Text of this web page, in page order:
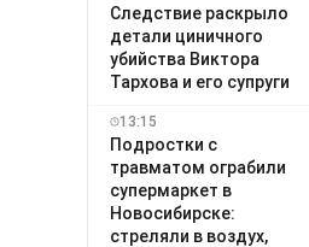
Следствие раскрыло
детали циничного
убийства Виктора
Тархова и его супруги
13:15
Подростки с
травматом ограбили
супермаркет в
Новосибирске:
стреляли в воздух,